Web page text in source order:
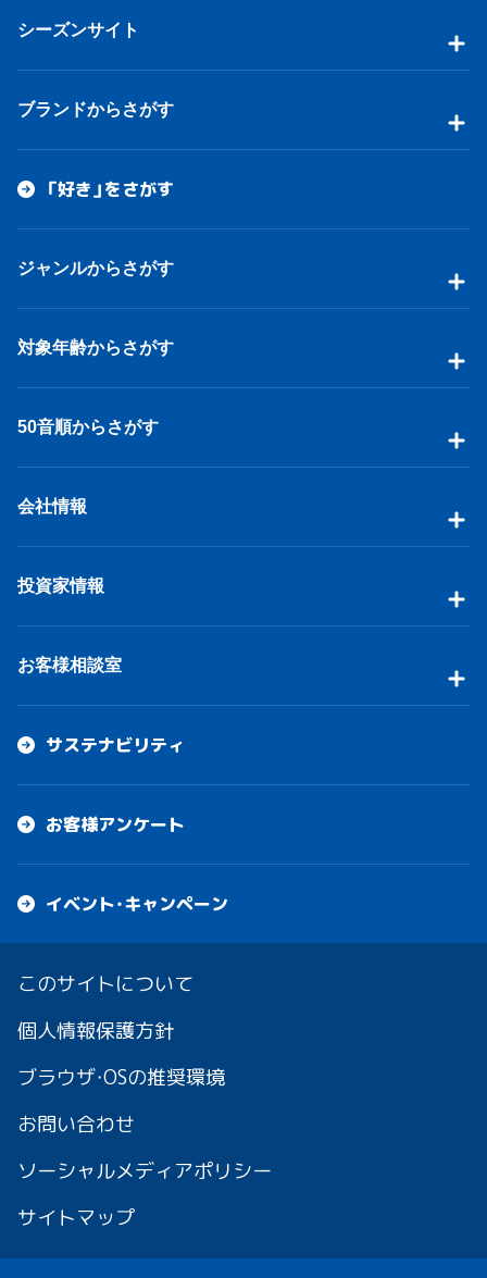
シーズンサイト
ブランドからさがす
「好き」をさがす
ジャンルからさがす
対象年齢からさがす
50音順からさがす
会社情報
投資家情報
お客様相談室
サステナビリティ
お客様アンケート
イベント・キャンペーン
このサイトについて
個人情報保護方針
ブラウザ・OSの推奨環境
お問い合わせ
ソーシャルメディアポリシー
サイトマップ